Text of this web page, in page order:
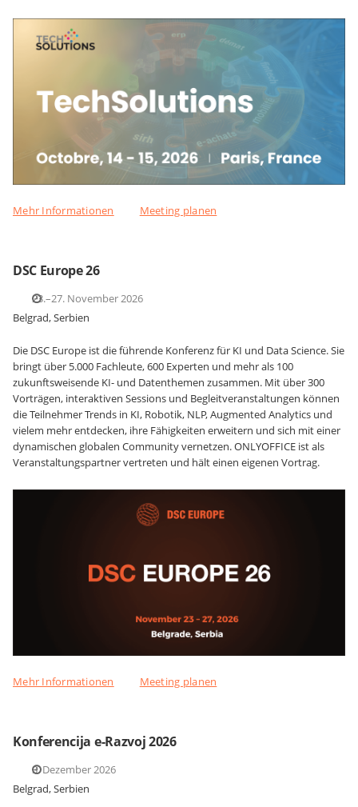
Mehr Informationen Meeting planen
DSC Europe 26
23.–27. November 2026
Belgrad, Serbien
Die DSC Europe ist die führende Konferenz für KI und Data Science. Sie
bringt über 5.000 Fachleute, 600 Experten und mehr als 100
zukunftsweisende KI- und Datenthemen zusammen. Mit über 300
Vorträgen, interaktiven Sessions und Begleitveranstaltungen können
die Teilnehmer Trends in KI, Robotik, NLP, Augmented Analytics und
vielem mehr entdecken, ihre Fähigkeiten erweitern und sich mit einer
dynamischen globalen Community vernetzen. ONLYOFFICE ist als
Veranstaltungspartner vertreten und hält einen eigenen Vortrag.
Mehr Informationen Meeting planen
Konferencija e-Razvoj 2026
3. Dezember 2026
Belgrad, Serbien